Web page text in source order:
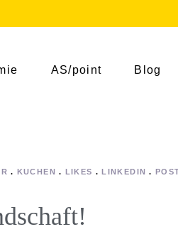
AS/point Blog
KUCHEN LIKES LINKEDIN